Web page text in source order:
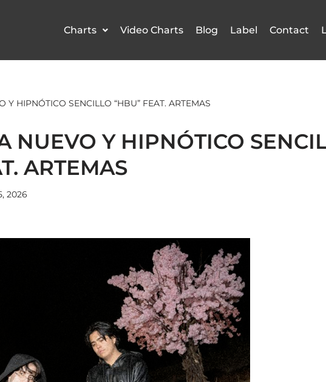
Charts Video Charts Blog Label Contact
Y HIPNÓTICO SENCILLO “HBU” FEAT. ARTEMAS
NUEVO Y HIPNÓTICO
ARTEMAS
2026